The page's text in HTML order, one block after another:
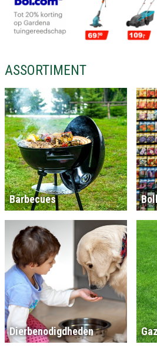
ASSORTIMENT
Barbecues
Dierbenodigdheden